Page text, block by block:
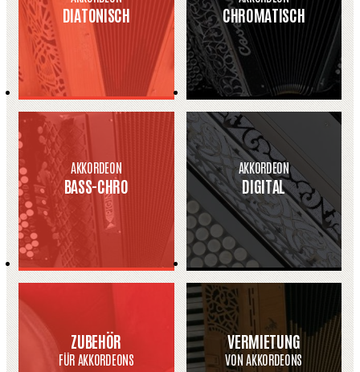
DIATONISCH CHROMATISCH
AKKORDEON
BASS-CHRO
AKKORDEON
DIGITAL
ZUBEHÖR
FÜR AKKORDEONS
VERMIETUNG
VON AKKORDEONS